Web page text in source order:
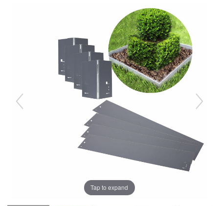
Tap to expand